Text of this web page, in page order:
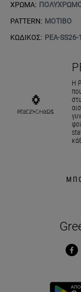
ΧΡΩΜΑ:
PATTERN: ΜΟΤΙΒΟ
ΚΩΔΙΚΟΣ: PEA-
Η